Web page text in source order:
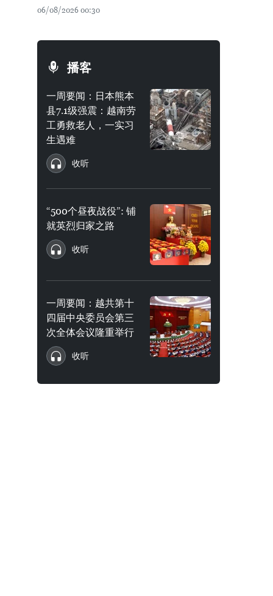
06/08/2026 00:30
播客
一周要闻：日本熊本
县7.1级强震：越南劳
工勇救老人，一实习
生遇难
收听
“500个昼夜战役”: 铺
就英烈归家之路
收听
一周要闻：越共第十
四届中央委员会第三
次全体会议隆重举行
收听